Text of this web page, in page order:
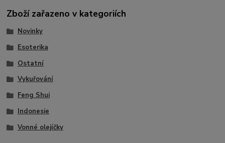
Zboží zařazeno v kategoriích
Novinky
Esoterika
Ostatní
Vykuřování
Feng Shui
Indonesie
Vonné olejíčky